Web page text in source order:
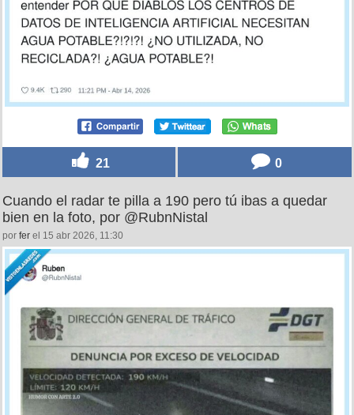
21 0
Cuando el radar te pilla a 190 pero tú ibas a quedar
bien en la foto, por @RubnNistal
por fer el 15 abr 2026, 11:30